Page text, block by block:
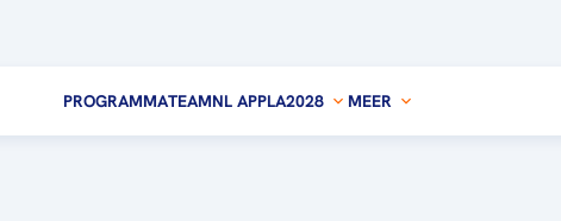
PROGRAMMATEAMNL APPLA2028 MEER